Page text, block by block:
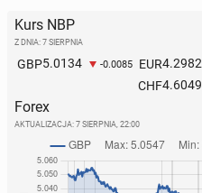
Kurs NBP
Z DNIA: 7 SIERPNIA
GBP5.0134 -0.0085 EUR4.2982
CHF4.6049
Forex
AKTUALIZACJA: 7 SIERPNIA, 22:00